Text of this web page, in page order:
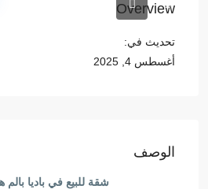
Overview
تحديث في:
أغسطس 4, 2025
الوصف
شقة للبيع في باديا بالم